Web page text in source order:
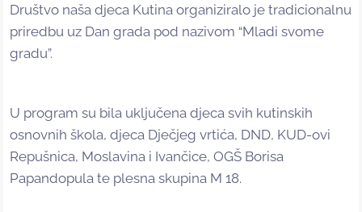
Društvo naša djeca Kutina organiziralo je tradicionalnu
priredbu uz Dan grada pod nazivom “Mladi svome
gradu”.
U program su bila uključena djeca svih kutinskih
osnovnih škola, djeca Dječjeg vrtića, DND, KUD-ovi
Repušnica, Moslavina i Ivančice, OGŠ Borisa
Papandopula te plesna skupina M 18.